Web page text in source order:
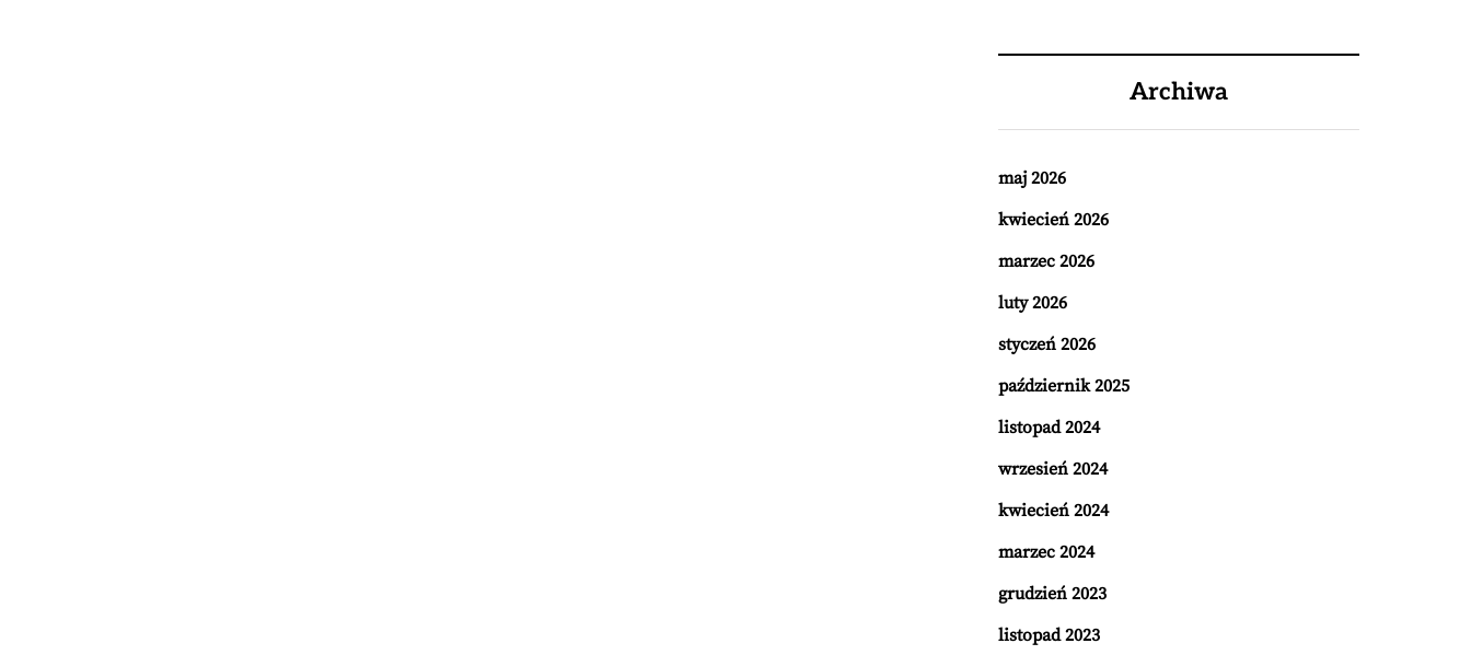
Archiwa
maj 2026
kwiecień 2026
marzec 2026
luty 2026
styczeń 2026
październik 2025
listopad 2024
wrzesień 2024
kwiecień 2024
marzec 2024
grudzień 2023
listopad 2023